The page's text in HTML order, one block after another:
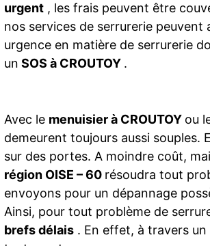
urgent , les frais peuvent être
nos services de serrurerie peuvent
urgence en matière de serrurerie
un SOS à CROUTOY .
Avec le menuisier à CROUTOY ou
demeurent toujours aussi souples.
sur des portes. A moindre coût,
région OISE – 60 résoudra tout
envoyons pour un dépannage
Ainsi, pour tout problème de
brefs délais . En effet, à travers